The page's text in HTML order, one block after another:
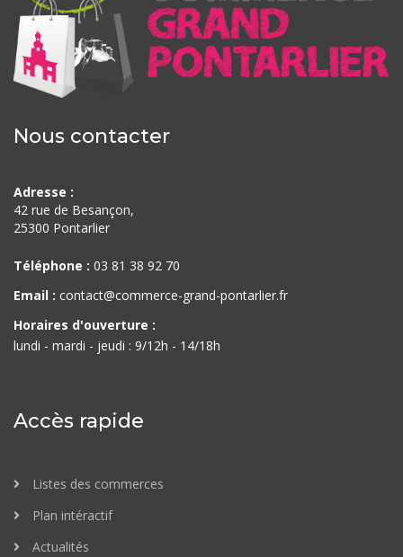
Nous contacter
Adresse :
42 rue de Besançon,
25300 Pontarlier
Téléphone : 03 81 38 92 70
Email : contact@commerce-grand-pontarlier.fr
Horaires d'ouverture :
lundi - mardi - jeudi : 9/12h - 14/18h
Accès rapide
Listes des commerces
Plan intéractif
Actualités